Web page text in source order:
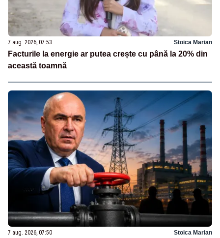
7 aug. 2026, 07:53 Stoica Marian
Facturile la energie ar putea crește cu până la 20% din
această toamnă
7 aug. 2026, 07:50 Stoica Marian